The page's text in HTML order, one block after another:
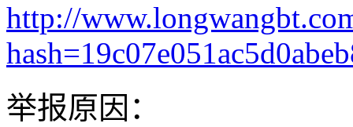
http://
举报原因：